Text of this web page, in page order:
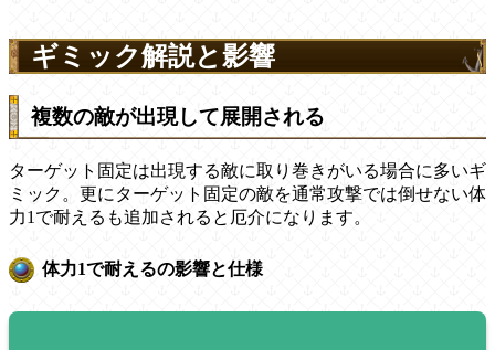
ギミック解説と影響
複数の敵が出現して展開される
ターゲット固定は出現する敵に取り巻きがいる場合に多いギ
ミック。更にターゲット固定の敵を通常攻撃では倒せない体
力1で耐えるも追加されると厄介になります。
体力1で耐えるの影響と仕様